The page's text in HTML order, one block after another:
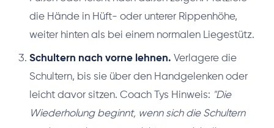
die Hände in Hüft- oder unterer Rippenhöhe,
weiter hinten als bei einem normalen Liegestütz.
Schultern nach vorne lehnen. Verlagere die
Schultern, bis sie über den Handgelenken oder
leicht davor sitzen. Coach Tys Hinweis: "Die
Wiederholung beginnt, wenn sich die Schultern